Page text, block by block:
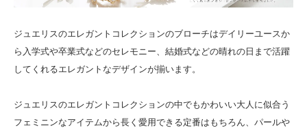
ジュエリスのエレガントコレクションのブローチはデイリーユースか
ら入学式や卒業式などのセレモニー、結婚式などの晴れの日まで活躍
してくれるエレガントなデザインが揃います。
ジュエリスのエレガントコレクションの中でもかわいい大人に似合う
フェミニンなアイテムから長く愛用できる定番はもちろん、パールや